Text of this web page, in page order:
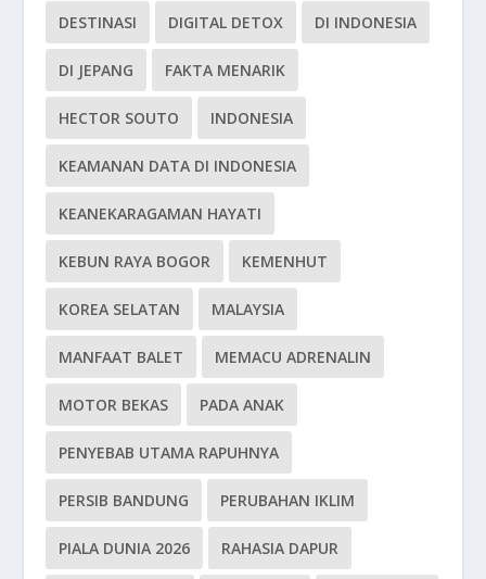
DESTINASI DIGITAL DETOX DI INDONESIA
DI JEPANG FAKTA MENARIK
HECTOR SOUTO INDONESIA
KEAMANAN DATA DI INDONESIA
KEANEKARAGAMAN HAYATI
KEBUN RAYA BOGOR KEMENHUT
KOREA SELATAN MALAYSIA
MANFAAT BALET MEMACU ADRENALIN
MOTOR BEKAS PADA ANAK
PENYEBAB UTAMA RAPUHNYA
PERSIB BANDUNG PERUBAHAN IKLIM
PIALA DUNIA 2026 RAHASIA DAPUR